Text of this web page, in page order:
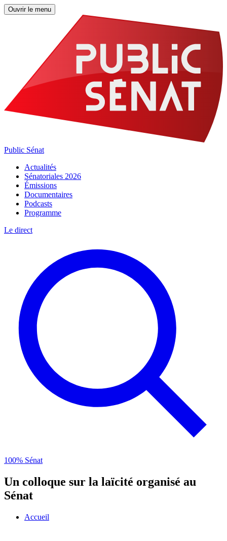
Ouvrir le menu
Public Sénat
Actualités
Sénatoriales 2026
Émissions
Documentaires
Podcasts
Programme
Le direct
100% Sénat
Un colloque sur la laïcité organisé au
Sénat
Accueil